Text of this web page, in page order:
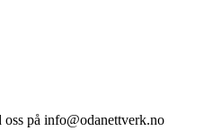
på info@odanettverk.no